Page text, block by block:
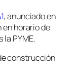
, anunciado en
en horario de
PYME.
construcción